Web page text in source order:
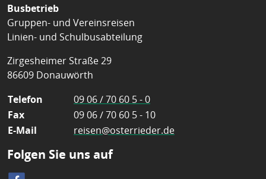
Busbetrieb
Gruppen- und Vereinsreisen
Linien- und Schulbusabteilung
Zirgesheimer Straße 29
86609 Donauwörth
Telefon
09 06 / 70 60 5 - 0
Fax
09 06 / 70 60 5 - 10
E-Mail
reisen@osterrieder.de
Folgen Sie uns auf